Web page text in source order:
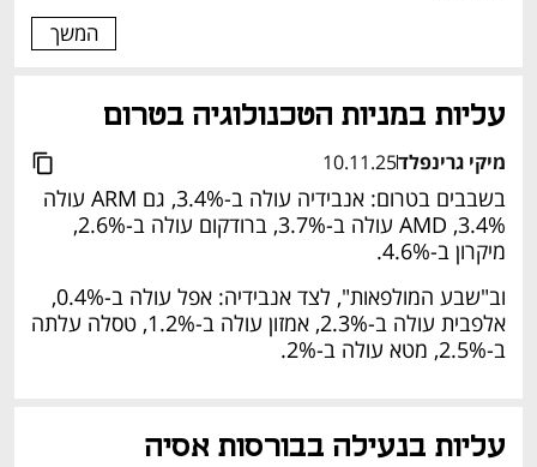
המשך
עליות במניות הטכנולוגיה בטרום
מיקי גרינפלד10.11.25
מיקרון ב-4.6%.
ב-2.5%, מטא עולה ב-2%.
עליות בנעילה בבורסות אסיה